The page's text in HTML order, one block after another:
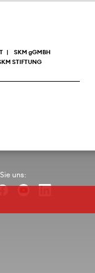
SKM gGMBH
STIFTUNG
uns: